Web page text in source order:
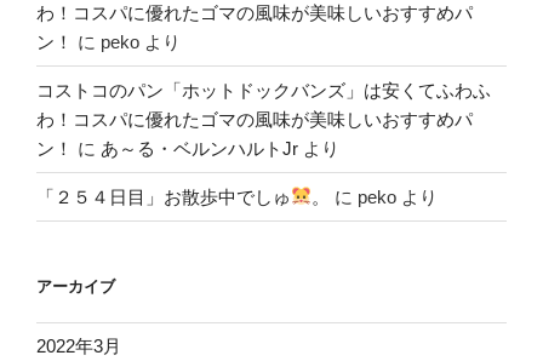
わ！コスパに優れたゴマの風味が美味しいおすすめパ
ン！
に peko より
コストコのパン「ホットドックバンズ」は安くてふわふ
わ！コスパに優れたゴマの風味が美味しいおすすめパ
ン！
に あ～る・ベルンハルトJr より
「２５４日目」お散歩中でしゅ 。 に peko より
アーカイブ
2022年3月